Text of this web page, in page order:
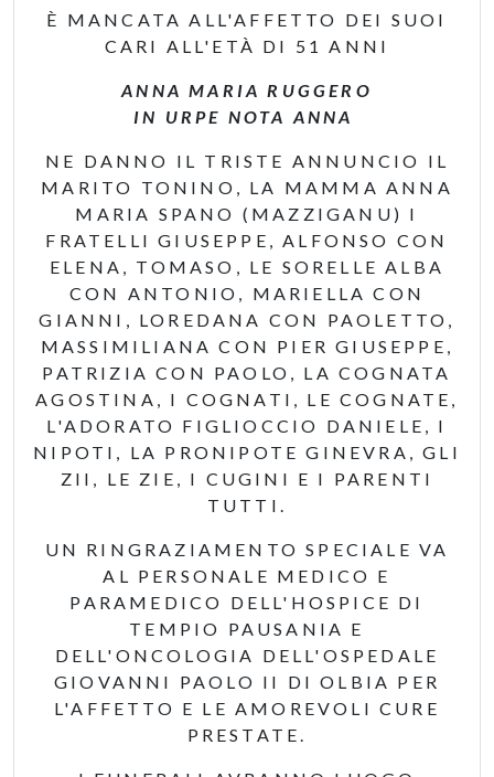
È MANCATA ALL'AFFETTO DEI SUOI
CARI ALL'ETÀ DI 51 ANNI
ANNA MARIA RUGGERO
IN URPE NOTA ANNA
NE DANNO IL TRISTE ANNUNCIO IL
MARITO TONINO, LA MAMMA ANNA
MARIA SPANO (MAZZIGANU) I
FRATELLI GIUSEPPE, ALFONSO CON
ELENA, TOMASO, LE SORELLE ALBA
CON ANTONIO, MARIELLA CON
GIANNI, LOREDANA CON PAOLETTO,
MASSIMILIANA CON PIER GIUSEPPE,
PATRIZIA CON PAOLO, LA COGNATA
AGOSTINA, I COGNATI, LE COGNATE,
L'ADORATO FIGLIOCCIO DANIELE, I
NIPOTI, LA PRONIPOTE GINEVRA, GLI
ZII, LE ZIE, I CUGINI E I PARENTI
TUTTI.
UN RINGRAZIAMENTO SPECIALE VA
AL PERSONALE MEDICO E
PARAMEDICO DELL'HOSPICE DI
TEMPIO PAUSANIA E
DELL'ONCOLOGIA DELL'OSPEDALE
GIOVANNI PAOLO II DI OLBIA PER
L'AFFETTO E LE AMOREVOLI CURE
PRESTATE.